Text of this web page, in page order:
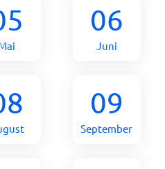
06
Juni
09
September